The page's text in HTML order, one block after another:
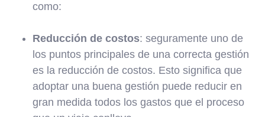
como:
Reducción de costos: seguramente uno de
los puntos principales de una correcta gestión
es la reducción de costos. Esto significa que
adoptar una buena gestión puede reducir en
gran medida todos los gastos que el proceso